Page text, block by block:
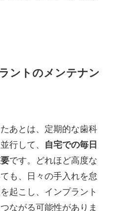
ントのメンテナン
あとは、定期的な歯科
行して、
自宅での毎日
です。どれほど高度な
も、日々の手入れを怠
起こし、インプラント
ながる可能性がありま